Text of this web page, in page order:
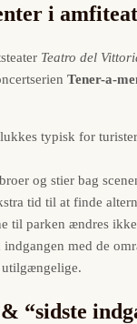
i
Teatro del
Tener-a-
typisk for
og stier bag
tid til at finde
til parken ændres
med de
“sidste